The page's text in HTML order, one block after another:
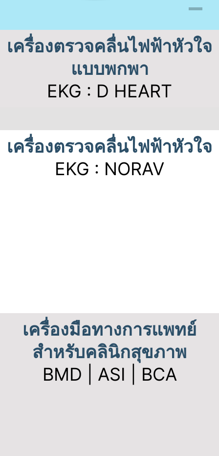
เครื่องตรวจคลื่นไฟฟ้าหัวใจ
แบบพกพา
EKG : D HEART
เครื่องตรวจคลื่นไฟฟ้าหัวใจ
EKG : NORAV
เครื่องมือทางการแพทย์
สำหรับคลินิกสุขภาพ
BMD | ASI | BCA